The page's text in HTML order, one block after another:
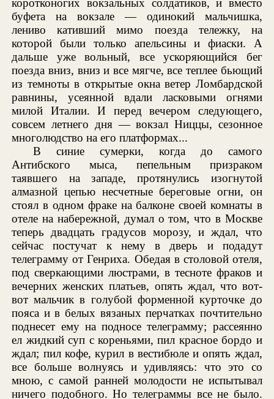
коротконогих вокзальных солдатиков, и вместо
буфета на вокзале — одинокий мальчишка,
лениво кативший мимо поезда тележку, на
которой были только апельсины и фиаски. А
дальше уже вольный, все ускоряющийся бег
поезда вниз, вниз и все мягче, все теплее бьющий
из темноты в открытые окна ветер Ломбардской
равнины, усеянной вдали ласковыми огнями
милой Италии. И перед вечером следующего,
совсем летнего дня — вокзал Ниццы, сезонное
многолюдство на его платформах...
В синие сумерки, когда до самого
Антибского мыса, пепельным призраком
таявшего на западе, протянулись изогнутой
алмазной цепью несчетные береговые огни, он
стоял в одном фраке на балконе своей комнаты в
отеле на набережной, думал о том, что в Москве
теперь двадцать градусов морозу, и ждал, что
сейчас постучат к нему в дверь и подадут
телеграмму от Генриха. Обедая в столовой отеля,
под сверкающими люстрами, в тесноте фраков и
вечерних женских платьев, опять ждал, что вот-
вот мальчик в голубой форменной курточке до
пояса и в белых вязаных перчатках почтительно
поднесет ему на подносе телеграмму; рассеянно
ел жидкий суп с кореньями, пил красное бордо и
ждал; пил кофе, курил в вестибюле и опять ждал,
все больше волнуясь и удивляясь: что это со
мною, с самой ранней молодости не испытывал
ничего подобного. Но телеграммы все не было.